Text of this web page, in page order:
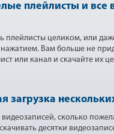
плейлисты и
плейлисты целиком, или
Вам больше не
или канал и скачайте их
загрузка
видеозаписей, сколько
десятки